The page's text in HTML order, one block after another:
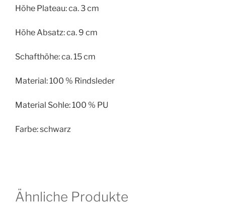
Höhe Plateau: ca. 3 cm
Höhe Absatz: ca. 9 cm
Schafthöhe: ca. 15 cm
Material: 100 % Rindsleder
Material Sohle: 100 % PU
Farbe: schwarz
Ähnliche Produkte